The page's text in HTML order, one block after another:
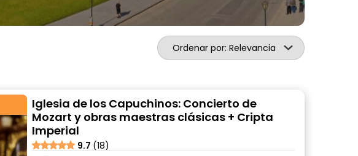
Ordenar por: Relevancia
Iglesia de los Capuchinos: Concierto de
Mozart y obras maestras clásicas + Cripta
Imperial
9.7 (18)